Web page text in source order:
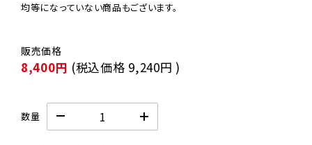
均等になっていない商品もございます。
8,400円 (税込価格 9,240円 )
数量